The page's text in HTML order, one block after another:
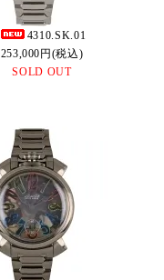
4310.SK.01
253,000円(税込)
SOLD OUT